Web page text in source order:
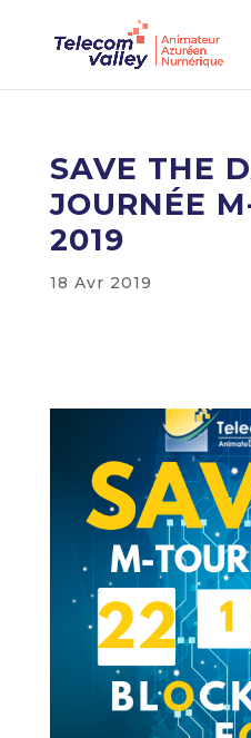
SAVE THE
JOURNÉE
2019
18 Avr 2019